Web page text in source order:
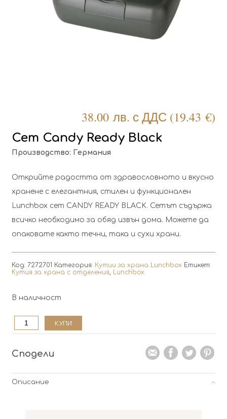
38.00лв. с ДДС (19.43€)
Сет Candy Ready Black
Производство: Германия
Открийте радостта от здравословното и вкусно
хранене с елегантния, стилен и функционален
Lunchbox сет CANDY READY BLACK. Сетът съдържа
всичко необходимо за обяд извън дома. Можете да
опаковате както течни, така и сухи храни.
Код: 7272701 Категория: Кутии за храна Lunchbox Етикет:
Kутия за храна с отделения, Lunchbox
В наличност
количество
Сет
Ready
Black
КУПИ
Сподели
Описание